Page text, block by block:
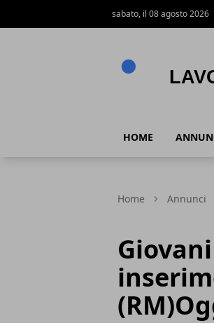
sabato, il 08 agosto 2026
HOME
Home Annunci